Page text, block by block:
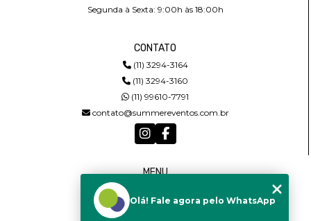
Segunda à Sexta: 9:00h às 18:00h
CONTATO
(11) 3294-3164
(11) 3294-3160
(11) 99610-7791
contato@summereventos.com.br
MENU
QUEM SOMOS
Olá! Fale agora pelo WhatsApp